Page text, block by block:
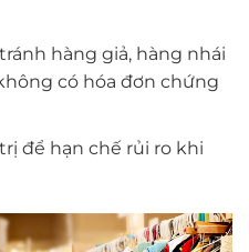
hàng giả, hàng nhái
có hóa đơn chứng
để hạn chế rủi ro khi